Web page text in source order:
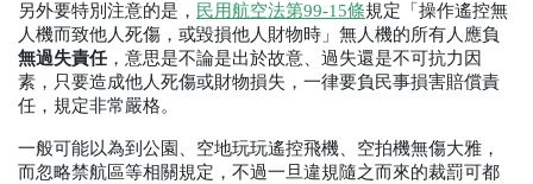
另外要特別注意的是， 民用航空法第99-15條規定「操作遙控無
人機而致他人死傷，或毀損他人財物時」無人機的所有人應負
無過失責任 ，意思是不論是出於故意、過失還是不可抗力因
素，只要造成他人死傷或財物損失，一律要負民事損害賠償責
任，規定非常嚴格。
一般可能以為到公園、空地玩玩遙控飛機、空拍機無傷大雅，
而忽略禁航區等相關規定，不過一旦違規隨之而來的裁罰可都